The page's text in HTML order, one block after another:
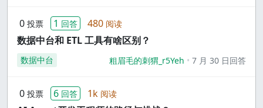
0 投票 1 回答 480 阅读
数据中台和 ETL 工具有啥区别？
数据中台 粗眉毛的刺猬_r5Yeh 7 月 30 日回答
0 投票 6 回答 1k 阅读